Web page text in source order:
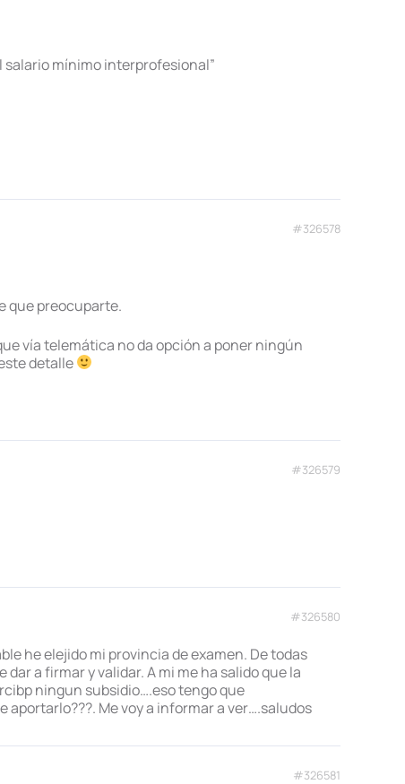
salario mínimo interprofesional”
#326578
que preocuparte.
vía telemática no da opción a poner ningún
detalle
#326579
#326580
he elejido mi provincia de examen. De todas
a firmar y validar. A mi me ha salido que la
ningun subsidio….eso tengo que
Me voy a informar a ver….saludos
#326581